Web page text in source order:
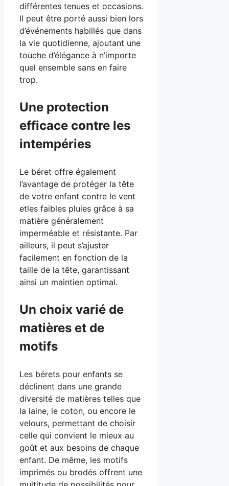
différentes tenues et occasions.
Il peut être porté aussi bien lors
d’événements habillés que dans
la vie quotidienne, ajoutant une
touche d’élégance à n’importe
quel ensemble sans en faire
trop.
Une protection
efficace contre les
intempéries
Le béret offre également
l’avantage de protéger la tête
de votre enfant contre le vent
etles faibles pluies grâce à sa
matière généralement
imperméable et résistante. Par
ailleurs, il peut s’ajuster
facilement en fonction de la
taille de la tête, garantissant
ainsi un maintien optimal.
Un choix varié de
matières et de
motifs
Les bérets pour enfants se
déclinent dans une grande
diversité de matières telles que
la laine, le coton, ou encore le
velours, permettant de choisir
celle qui convient le mieux au
goût et aux besoins de chaque
enfant. De même, les motifs
imprimés ou brodés offrent une